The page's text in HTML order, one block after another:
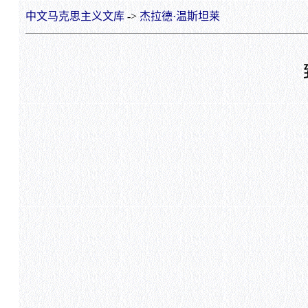
中文马克思主义文库-> 杰拉德·温斯坦莱